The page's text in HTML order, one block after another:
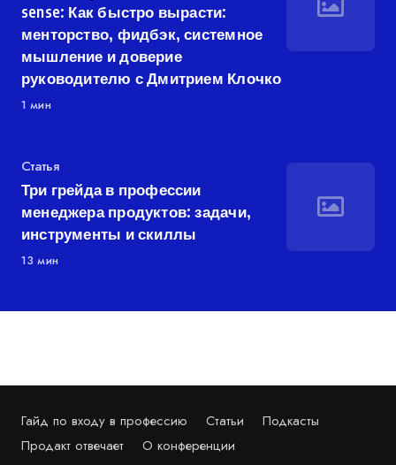
sense: Как быстро вырасти:
менторство, фидбэк, системное
мышление и доверие
руководителю с Дмитрием Клочко
1 мин
Категория
Статья
Три грейда в профессии
менеджера продуктов: задачи,
инструменты и скиллы
13 мин
Гайд по входу в профессию Статьи
Подкасты
Продакт отвечает
О конференции